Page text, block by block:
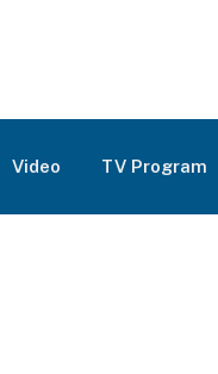
Video TV Program